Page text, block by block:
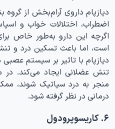
دیازپام داروی آرام‌بخش از گروه
اضطراب، اختلالات خواب و
اگرچه این دارو به‌طور خاص
است، اما باعث تسکین درد و
دیازپام با تاثیر بر سیستم
تنش عضلانی ایجاد می‌کند. در
منجر به درد سیاتیک شوند،
درمانی در نظر گرفته شود.
۶. کاریسوپرودول